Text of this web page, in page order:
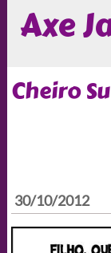
Axe
Cheiro
30/10/2012